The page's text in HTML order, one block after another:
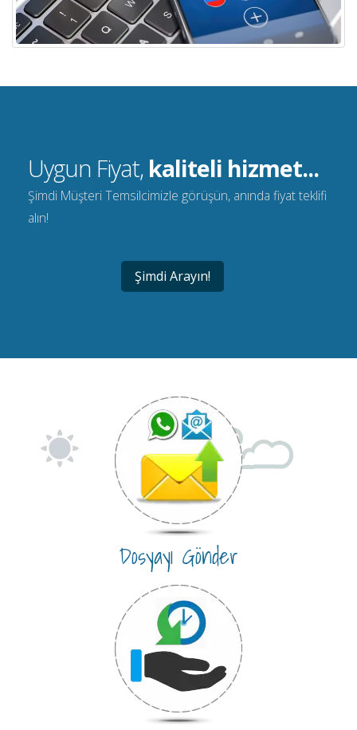
Uygun Fiyat, kaliteli hizmet...
Şimdi Müşteri Temsilcimizle görüşün, anında fiyat teklifi
alın!
Şimdi Arayın!
Dosyayı Gönder